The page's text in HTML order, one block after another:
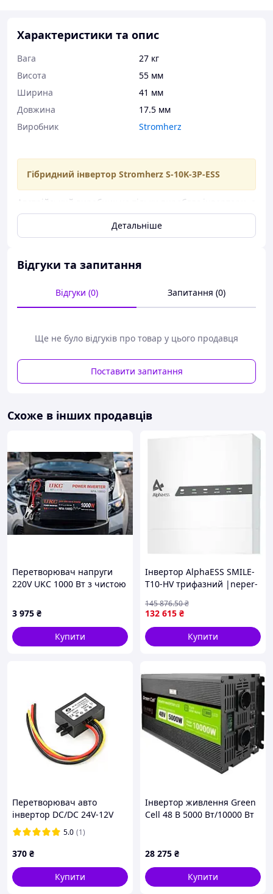
Характеристики та опис
Вага
27 кг
Висота
55 мм
Ширина
41 мм
Довжина
17.5 мм
Виробник
Stromherz
Гібридний інвертор Stromherz S-10K-3Р-ESS
Австрійський виробник не тільки виробляє інвертори, а
й виконує дослідження інверторів і літієвих
акумуляторів. Гібридний інвертор з такими
можливостями - асиметричне навантаження на фази,
паралельна робота.
Особливості:
Дворазова пускова потужність 1 хвилина -
Підтримка високовольтних АКБ - від 180 до 750
В. Сила струму 25 А. Тільки фірмові.
Рекомендується максимально 16 000 Вт сонячне
Як звичний ДБЖ - перемикається за 10 мс.
Шум - усього 25 дБ. Охолодження природне.
Захищеність - IP65.
Дані - CAN, RS485, Ethernet.
Температурний режим - -30...+60 градусів.
Споживає не більше 15 Вт.
Габарити показники 55х41х17.5 см.
Вага 27 кг.
Кількість фаз
3
Номінальна потужність,
Вт до
10000
Зарядний пристрій
Номінальна напруга поля,
Країна-виробник товару Австрія
Детальніше
Відгуки та запитання
Відгуки (0) Запитання (0)
Ще не було відгуків про товар у цього продавця
Поставити запитання
Схоже в інших продавців
Перетворювач напруги
220V UKC 1000 Вт з чистою
3 975 ₴
Купити
Інвертор AlphaESS SMILE-
T10-HV трифазний |neper-
132 615 ₴
145 876.50₴
Купити
Перетворювач авто
інвертор DC/DC 24V-12V
5A, IP67, 60W pelican
5.0 (1)
370 ₴
Купити
Інвертор живлення Green
Cell 48 В 5000 Вт/10000 Вт
28 275 ₴
Купити